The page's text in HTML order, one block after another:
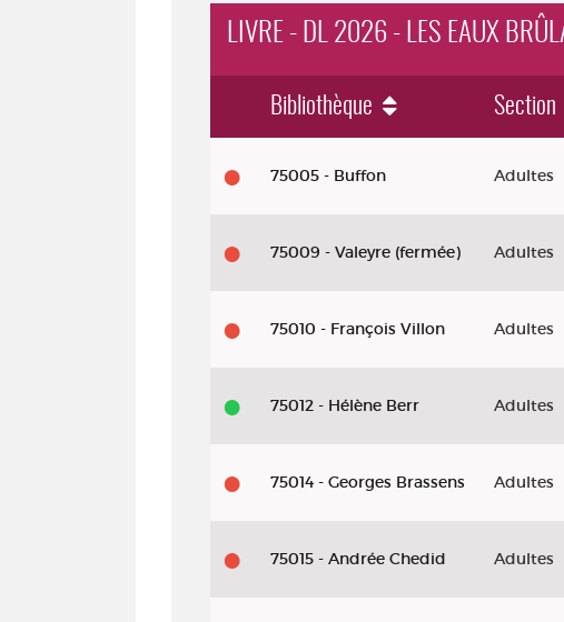
LIVRE - DL 2026 - LES EAUX
Bibliothèque Section
75005 - Buffon Adultes
75009 - Valeyre (fermée) Adultes
75010 - François Villon Adultes
75012 - Hélène Berr Adultes
75014 - Georges Brassens Adultes
75015 - Andrée Chedid Adultes